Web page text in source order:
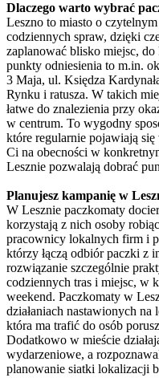
Dlaczego warto wybrać
Leszno to miasto o
codziennych spraw, dzięki
zaplanować blisko miejsc,
punkty odniesienia to m.in.
3 Maja, ul. Księdza
Rynku i ratusza. W takich
łatwe do znalezienia przy
w centrum. To wygodny
które regularnie pojawiają
Ci na obecności w
Lesznie pozwalają dobrać
Planujesz kampanię w
W Lesznie paczkomaty
korzystają z nich osoby
pracownicy lokalnych firm i
którzy łączą odbiór paczki z
rozwiązanie szczególnie
codziennych tras i miejsc, w
weekend. Paczkomaty w
działaniach nastawionych
która ma trafić do osób
Dodatkowo w mieście
wydarzeniowe, a
planowanie siatki lokalizacji